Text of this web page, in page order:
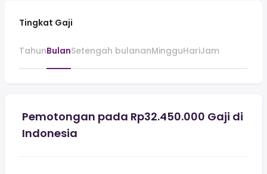
Tingkat Gaji
TahunBulanSetengah bulananMingguHariJam
Pemotongan pada Rp32.450.000 Gaji di
Indonesia